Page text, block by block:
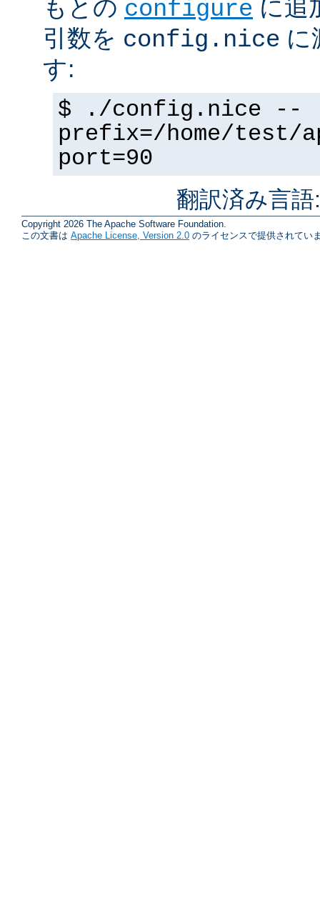
もとの configure に追
引数を config.nice に
す:
$ ./config.nice --
prefix=/home/test/
port=90
翻訳済み言
Copyright 2026 The Apache Software Foundation.
この文書は Apache License, Version 2.0 のライセンスで提供されてい